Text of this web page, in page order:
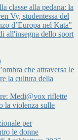
classe alla pedana: la
Vy, studentessa del
d’Europa nel Kata"
all'insegna dello sport
che attraversa le
la cultura della
Medi@vox riflette
la violenza sulle
per
le donne